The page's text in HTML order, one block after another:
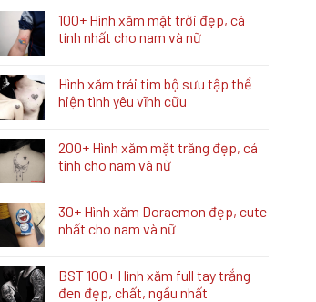
100+ Hình xăm mặt trời đẹp, cá
tính nhất cho nam và nữ
Hình xăm trái tim bộ sưu tập thể
hiện tình yêu vĩnh cữu
200+ Hình xăm mặt trăng đẹp, cá
tính cho nam và nữ
30+ Hình xăm Doraemon đẹp, cute
nhất cho nam và nữ
BST 100+ Hình xăm full tay trắng
đen đẹp, chất, ngầu nhất